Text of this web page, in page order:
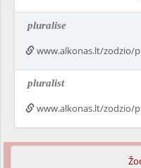
pluralise
www.alkonas.lt/zodzio/
pluralist
www.alkonas.lt/zodzio/